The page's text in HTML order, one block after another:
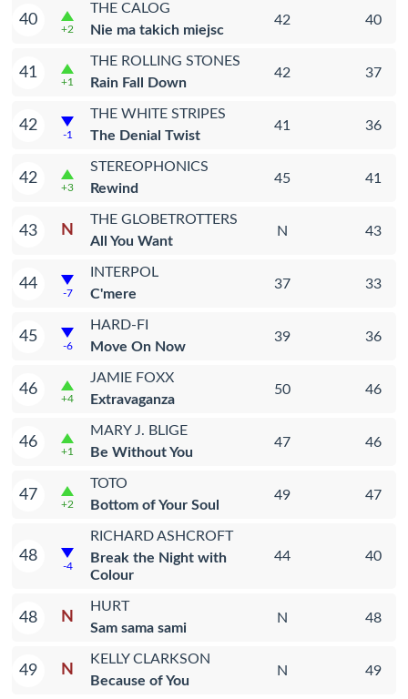
40
+2
THE CALOG
Nie ma takich miejsc
42 40
41
+1
THE ROLLING STONES
Rain Fall Down
42 37
42
-1
THE WHITE STRIPES
The Denial Twist
41 36
42
+3
STEREOPHONICS
Rewind
45 41
43 N
THE GLOBETROTTERS
All You Want
N 43
44
-7
INTERPOL
C'mere
37 33
45
-6
HARD-FI
Move On Now
39 36
46
+4
JAMIE FOXX
Extravaganza
50 46
46
+1
MARY J. BLIGE
Be Without You
47 46
47
+2
TOTO
Bottom of Your Soul
49 47
48
-4
RICHARD ASHCROFT
Break the Night with
Colour
44 40
48 N
HURT
Sam sama sami
N 48
49 N
KELLY CLARKSON
Because of You
N 49